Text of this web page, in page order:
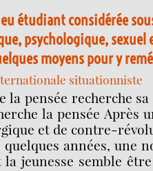
étudiant considérée
psychologique, sexuel
moyens pour y
situationniste
la pensée recherche
la pensée Après
et de contre-
quelques années, une
jeunesse semble